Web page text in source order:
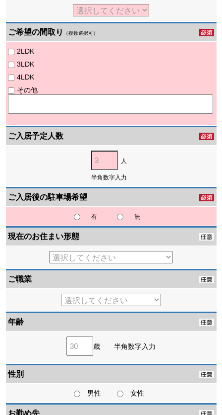
ご希望の間取り （複数選択可）
2LDK
3LDK
4LDK
その他
ご入居予定人数
人
半角数字入力
ご入居後の駐車場希望
有 無
現在のお住まい形態
ご職業
年齢
歳 半角数字入力
性別
男性 女性